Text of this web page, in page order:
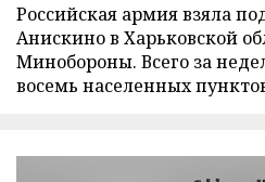
Российская армия взяла
Анискино в Харьковской
Минобороны. Всего за
восемь населенных